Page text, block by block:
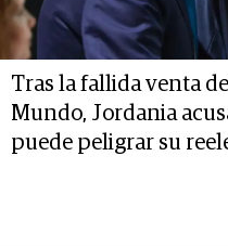
Tras la fallida venta
Mundo, Jordania
puede peligrar su